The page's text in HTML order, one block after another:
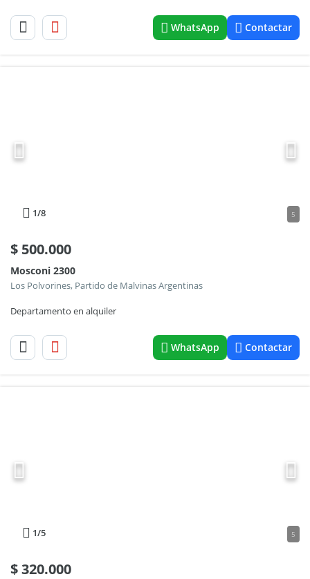
WhatsApp Contactar
1/8 5
$ 500.000
Mosconi 2300
Los Polvorines, Partido de Malvinas Argentinas
Departamento en alquiler
WhatsApp Contactar
1/5 5
$320.000